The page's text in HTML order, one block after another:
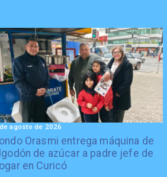
Orasmi entrega máquina de
de azúcar a padre jefe de
en Curicó
agosto de 2026